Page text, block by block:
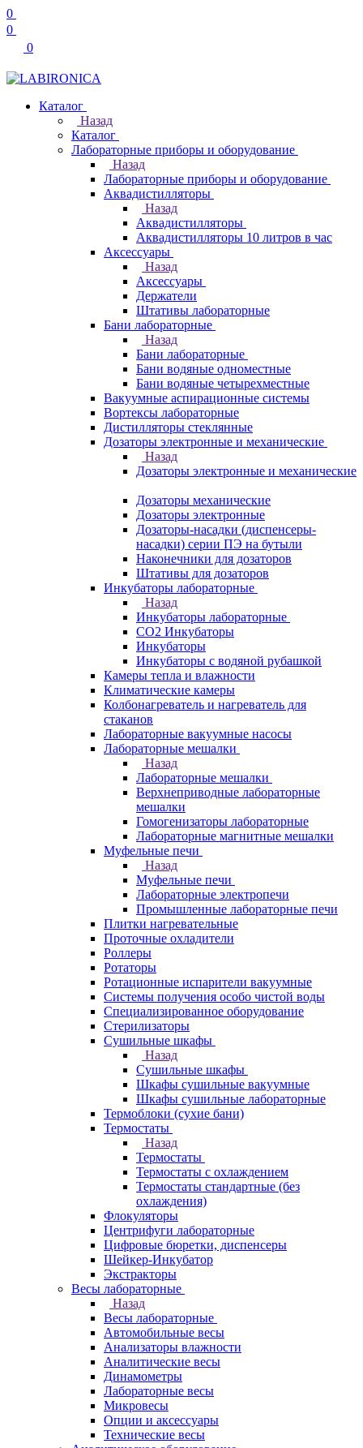
0
0
0
Каталог
Назад
Каталог
Лабораторные приборы и оборудование
Назад
Лабораторные приборы и оборудование
Аквадистилляторы
Назад
Аквадистилляторы
Аквадистилляторы 10 литров в час
Аксессуары
Назад
Аксессуары
Держатели
Штативы лабораторные
Бани лабораторные
Назад
Бани лабораторные
Бани водяные одноместные
Бани водяные четырехместные
Вакуумные аспирационные системы
Вортексы лабораторные
Дистилляторы стеклянные
Дозаторы электронные и механические
Назад
Дозаторы электронные и механические
Дозаторы механические
Дозаторы электронные
Дозаторы-насадки (диспенсеры-
насадки) серии ПЭ на бутыли
Наконечники для дозаторов
Штативы для дозаторов
Инкубаторы лабораторные
Назад
Инкубаторы лабораторные
CO2 Инкубаторы
Инкубаторы
Инкубаторы с водяной рубашкой
Камеры тепла и влажности
Климатические камеры
Колбонагреватель и нагреватель для
стаканов
Лабораторные вакуумные насосы
Лабораторные мешалки
Назад
Лабораторные мешалки
Верхнеприводные лабораторные
мешалки
Гомогенизаторы лабораторные
Лабораторные магнитные мешалки
Муфельные печи
Назад
Муфельные печи
Лабораторные электропечи
Промышленные лабораторные печи
Плитки нагревательные
Проточные охладители
Роллеры
Ротаторы
Ротационные испарители вакуумные
Системы получения особо чистой воды
Специализированное оборудование
Стерилизаторы
Сушильные шкафы
Назад
Сушильные шкафы
Шкафы сушильные вакуумные
Шкафы сушильные лабораторные
Термоблоки (сухие бани)
Термостаты
Назад
Термостаты
Термостаты с охлаждением
Термостаты стандартные (без
охлаждения)
Флокуляторы
Центрифуги лабораторные
Цифровые бюретки, диспенсеры
Шейкер-Инкубатор
Экстракторы
Весы лабораторные
Назад
Весы лабораторные
Автомобильные весы
Анализаторы влажности
Аналитические весы
Динамометры
Лабораторные весы
Микровесы
Опции и аксессуары
Технические весы